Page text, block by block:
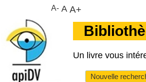
Un livre vous
Nouvelle
A- A A+